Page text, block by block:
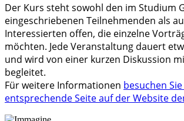
Der Kurs steht sowohl den im Studium
eingeschriebenen Teilnehmenden als
Interessierten offen, die einzelne
möchten. Jede Veranstaltung dauert
und wird von einer kurzen Diskussion
begleitet.
Für weitere Informationen besuchen
entsprechende Seite auf der Website